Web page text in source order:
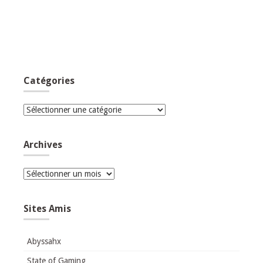
Catégories
Catégories
Archives
Archives
Sites Amis
Abyssahx
State of Gaming